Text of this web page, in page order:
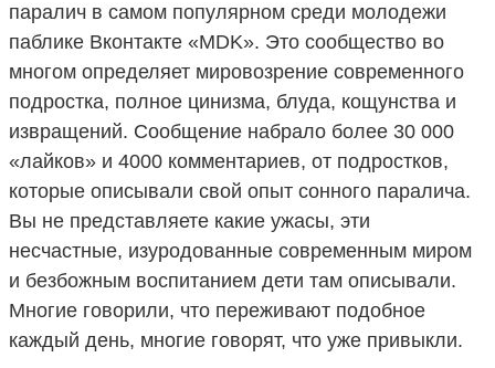
паралич в самом популярном среди молодежи
паблике Вконтакте «MDK». Это сообщество во
многом определяет мировозрение современного
подростка, полное цинизма, блуда, кощунства и
извращений. Сообщение набрало более 30 000
«лайков» и 4000 комментариев, от подростков,
которые описывали свой опыт сонного паралича.
Вы не представляете какие ужасы, эти
несчастные, изуродованные современным миром
и безбожным воспитанием дети там описывали.
Многие говорили, что переживают подобное
каждый день, многие говорят, что уже привыкли.